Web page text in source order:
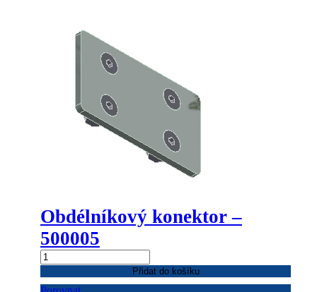
Obdélníkový konektor –
500005
Obdélníkový
konektor
-
Přidat do košíku